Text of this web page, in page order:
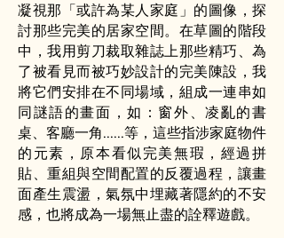
凝視那「或許為某人家庭」的圖像，探
討那些完美的居家空間。在草圖的階段
中，我用剪刀裁取雜誌上那些精巧、為
了被看見而被巧妙設計的完美陳設，我
將它們安排在不同場域，組成一連串如
同謎語的畫面，如：窗外、凌亂的書
桌、客廳一角......等，這些指涉家庭物件
的元素，原本看似完美無瑕，經過拼
貼、重組與空間配置的反覆過程，讓畫
面產生震盪，氣氛中埋藏著隱約的不安
感，也將成為一場無止盡的詮釋遊戲。